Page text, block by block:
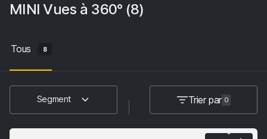
MINIVues à 360° (8)
Tous 8
Segment Trier par 0